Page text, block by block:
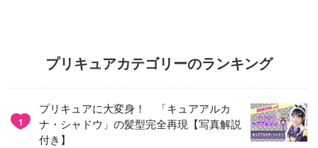
プリキュアカテゴリーのランキング
1
プリキュアに大変身！ 「キュアアルカ
ナ・シャドウ」の髪型完全再現【写真解説
付き】